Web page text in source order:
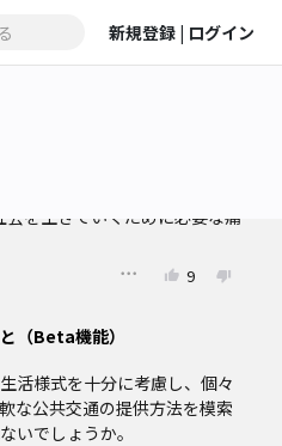
新規登録 | ログイン
賃だけで賄えるわけがない。
な金持ちに課税するのも可
を生きていくために必要な痛
9
（Beta機能）
活様式を十分に考慮し、個々
な公共交通の提供方法を模索
いでしょうか。